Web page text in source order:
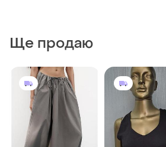
Ще продаю